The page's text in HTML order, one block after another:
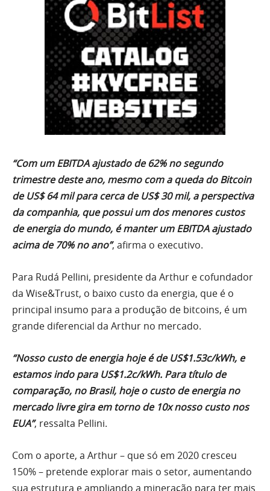
“Com um EBITDA ajustado de 62% no segundo
trimestre deste ano, mesmo com a queda do Bitcoin
de US$ 64 mil para cerca de US$ 30 mil, a perspectiva
da companhia, que possui um dos menores custos
de energia do mundo, é manter um EBITDA ajustado
acima de 70% no ano”, afirma o executivo.
Para Rudá Pellini, presidente da Arthur e cofundador
da Wise&Trust, o baixo custo da energia, que é o
principal insumo para a produção de bitcoins, é um
grande diferencial da Arthur no mercado.
“Nosso custo de energia hoje é de US$1.53c/kWh, e
estamos indo para US$1.2c/kWh. Para título de
comparação, no Brasil, hoje o custo de energia no
mercado livre gira em torno de 10x nosso custo nos
EUA”, ressalta Pellini.
Com o aporte, a Arthur – que só em 2020 cresceu
150% – pretende explorar mais o setor, aumentando
sua estrutura e ampliando a mineração para ter mais